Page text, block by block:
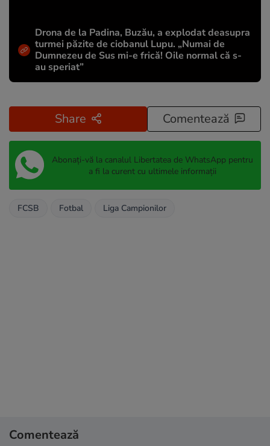
Drona de la Padina, Buzău, a explodat deasupra
turmei păzite de ciobanul Lupu. „Numai de
Dumnezeu de Sus mi-e frică! Oile normal că s-
au speriat”
Share Comentează
Abonați-vă la canalul Libertatea de WhatsApp pentru
a fi la curent cu ultimele informații
FCSB Fotbal Liga Campionilor
Comentează